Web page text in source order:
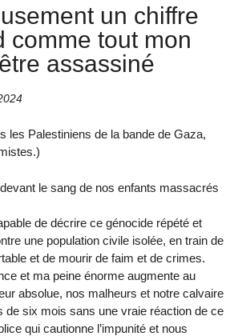
un chiffre
comme tout mon
assassiné
les Palestiniens de la bande de Gaza,
le sang de nos enfants massacrés
de décrire ce génocide répété et
une population civile isolée, en train de
et de mourir de faim et de crimes.
et ma peine énorme augmente au
absolue, nos malheurs et notre calvaire
de six mois sans une vraie réaction de ce
qui cautionne l’impunité et nous